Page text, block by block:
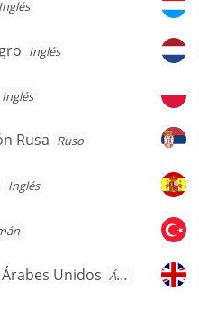
Inglés
Inglés
Inglés
Rusa Ruso
Inglés
Unidos Árabe